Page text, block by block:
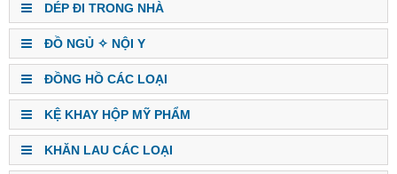
DÉP ĐI TRONG NHÀ
ĐỒ NGỦ ✧ NỘI Y
ĐỒNG HỒ CÁC LOẠI
KỆ KHAY HỘP MỸ PHẨM
KHĂN LAU CÁC LOẠI